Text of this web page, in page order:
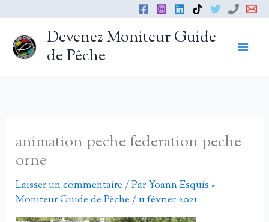
contenu
Devenez Moniteur Guide
de Pêche
animation peche federation peche
orne
Laisser un commentaire/ ParYoann Esquis -
Moniteur Guide de Pêche/11 février 2021